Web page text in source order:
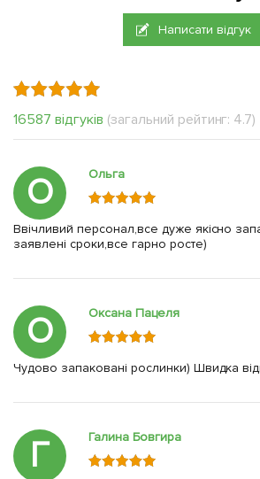
Написати відгук
16587 відгуків (загальний рейтинг: 4.7)
О Ольга
Ввічливий персонал,все дуже якісно
заявлені сроки,все гарно росте)
О Оксана Пацеля
Чудово запаковані рослинки) Швидка
Г Галина Бовгира